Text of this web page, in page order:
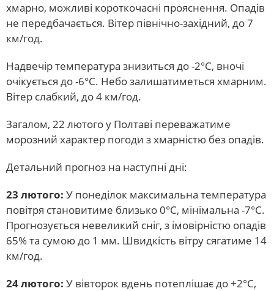
хмарно, можливі короткочасні прояснення. Опадів
не передбачається. Вітер північно-західний, до 7
км/год.
Надвечір температура знизиться до -2°С, вночі
очікується до -6°С. Небо залишатиметься хмарним.
Вітер слабкий, до 4 км/год.
Загалом, 22 лютого у Полтаві переважатиме
морозний характер погоди з хмарністю без опадів.
Детальний прогноз на наступні дні:
23 лютого: У понеділок максимальна температура
повітря становитиме близько 0°С, мінімальна -7°С.
Прогнозується невеликий сніг, з імовірністю опадів
65% та сумою до 1 мм. Швидкість вітру сягатиме 14
км/год.
24 лютого: У вівторок вдень потеплішає до +2°С,